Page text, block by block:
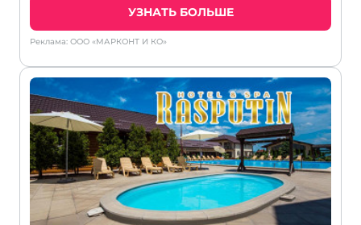
УЗНАТЬ БОЛЬШЕ
Реклама: ООО «МАРКОНТ И КО»